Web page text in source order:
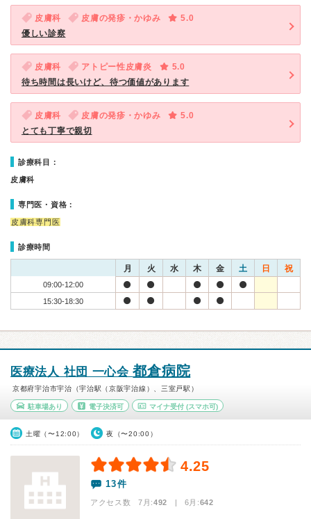
皮膚科 皮膚の発疹・かゆみ
5.0
優しい診察
皮膚科 アトピー性皮膚炎
5.0
待ち時間は長いけど、待つ価値があります
皮膚科 皮膚の発疹・かゆみ
5.0
とても丁寧で親切
診療科目：
皮膚科
専門医・資格：
皮膚科専門医
診療時間
月 火 水 木 金 土 日 祝
09:00-12:00
15:30-18:30
医療法人 社団 一心会都倉病院
京都府宇治市宇治（宇治駅（京阪宇治線）、三室戸駅）
駐車場あり 電子決済可 マイナ受付 (スマホ可)
土曜（〜12:00） 夜（〜20:00）
4.25
13件
アクセス数 7月:492 | 6月:642